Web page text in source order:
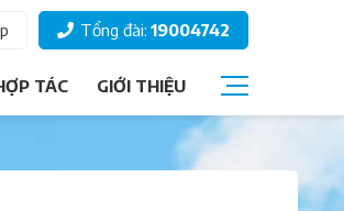
Tổng đài: 19004742
TÁC GIỚI THIỆU
Câu hỏi thường gặp